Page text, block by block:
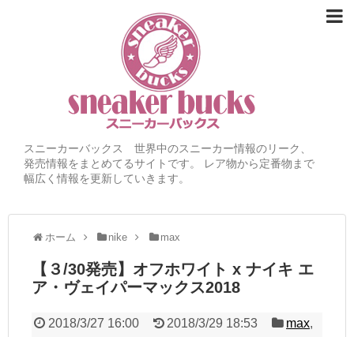
スニーカーバックス 世界中のスニーカー情報のリーク、
発売情報をまとめてるサイトです。 レア物から定番物まで
幅広く情報を更新していきます。
ホーム nike max
【３/30発売】オフホワイト x ナイキ エ
ア・ヴェイパーマックス2018
2018/3/27 16:00 2018/3/29 18:53 max,